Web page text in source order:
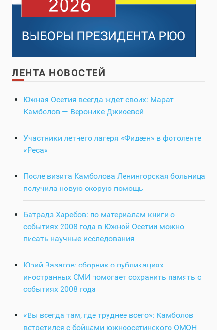
ЛЕНТА НОВОСТЕЙ
Южная Осетия всегда ждет своих: Марат
Камболов — Веронике Джиоевой
Участники летнего лагеря «Фидӕн» в фотоленте
«Реса»
После визита Камболова Ленингорская больница
получила новую скорую помощь
Батрадз Харебов: по материалам книги о
событиях 2008 года в Южной Осетии можно
писать научные исследования
Юрий Вазагов: сборник о публикациях
иностранных СМИ помогает сохранить память о
событиях 2008 года
«Вы всегда там, где труднее всего»: Камболов
встретился с бойцами южноосетинского ОМОН